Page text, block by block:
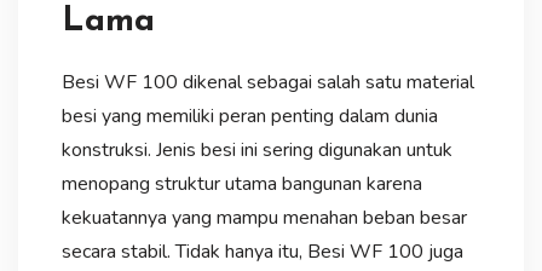
Lama
Besi WF 100 dikenal sebagai salah satu material
besi yang memiliki peran penting dalam dunia
konstruksi. Jenis besi ini sering digunakan untuk
menopang struktur utama bangunan karena
kekuatannya yang mampu menahan beban besar
secara stabil. Tidak hanya itu, Besi WF 100 juga